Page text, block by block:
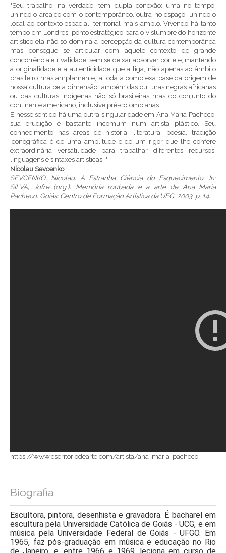
"Seu trabalho, na verdade, tem dupla conexão: uma no tempo,
unindo o arcaico com o contemporâneo, outra no espaço, unindo o
local ao contexto espacial, territorial mais amplo. Vivendo há tanto
tempo em Londres, ponto estratégico para o vislumbre do horizonte
artístico ela não só domina a percepção da cultura contemporânea
mas consegue se articular com aquele contexto de grande
concorrência e rivalidade, sem se deixar absorver por ele, mantendo
a originalidade e a autenticidade que a liga, não apenas ao âmbito
brasileiro mas amplamente, a toda a complexa base da origem de
nossa cultura pela dimensão também das culturas negras africanas
ou das culturas indígenas não só brasileiras mas do conjunto do
continente americano, inclusive pré-colombianas.
E nesse sentido há uma outra singularidade em Ana Maria Pacheco:
sua erudição é bastante incomum num artista plástico. Seu
conhecimento nas áreas de história, literatura, poesia, tradição
iconográfica é de uma amplitude e de um rigor que lhe confere
extraordinária versatilidade para trabalhar diferentes recursos,
linguagens e sintaxes artísticas. "
Nicolau Sevcenko
SEVCENKO, Nicolau. A Estranha Ciência do Esquecimento. In:
SILVA, Jofre (org.). Memória roubada e a arte de Ana Maria
Pacheco. Goiás: Centro de Formação Artística da UEG, 2003. p. 14.
https://www.escritoriodearte.com/artista/ana-maria-pacheco
Biografia
Escultora, pintora, desenhista e gravadora. É bacharel em
escultura pela Universidade Católica de Goiás - UCG, e em
música pela Universidade Federal de Goiás - UFGO. Em
1965, faz pós-graduação em música e educação no Rio
de Janeiro, e, entre 1966 e 1969, leciona em curso de